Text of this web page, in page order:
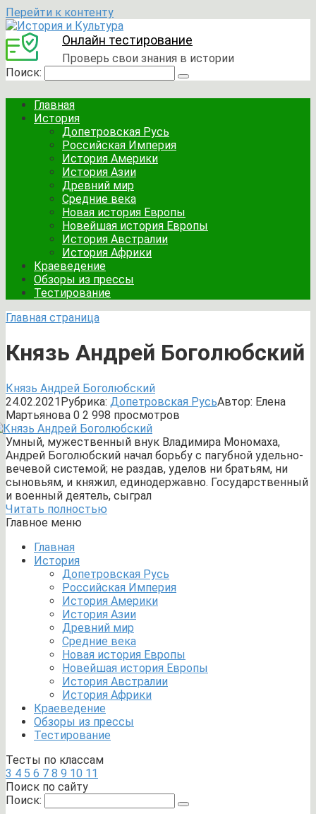
Перейти к контенту
Онлайн тестирование
Проверь свои знания в истории
Поиск:
Главная
История
Допетровская Русь
Российская Империя
История Америки
История Азии
Древний мир
Средние века
Новая история Европы
Новейшая история Европы
История Австралии
История Африки
Краеведение
Обзоры из прессы
Тестирование
Главная страница
Князь Андрей Боголюбский
Князь Андрей Боголюбский
24.02.2021Рубрика: Допетровская РусьАвтор: Елена
Мартьянова 0 2 998 просмотров
Умный, мужественный внук Владимира Мономаха,
Андрей Боголюбский начал борьбу с пагубной удельно-
вечевой системой; не раздав, уделов ни братьям, ни
сыновьям, и княжил, единодержавно. Государственный
и военный деятель, сыграл
Читать полностью
Главное меню
Главная
История
Допетровская Русь
Российская Империя
История Америки
История Азии
Древний мир
Средние века
Новая история Европы
Новейшая история Европы
История Австралии
История Африки
Краеведение
Обзоры из прессы
Тестирование
Тесты по классам
3 4 5 6 7 8 9 10 11
Поиск по сайту
Поиск: